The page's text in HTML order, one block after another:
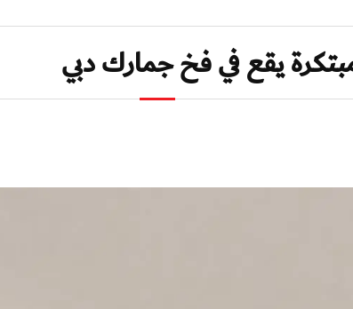
يقع في فخ جمارك دبي